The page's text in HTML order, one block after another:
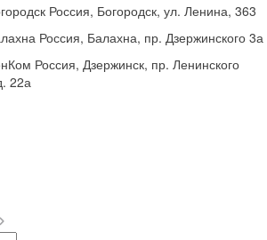
Россия, Богородск, ул. Ленина, 363
Россия, Балахна, пр. Дзержинского 3а
Россия, Дзержинск, пр. Ленинского
22а